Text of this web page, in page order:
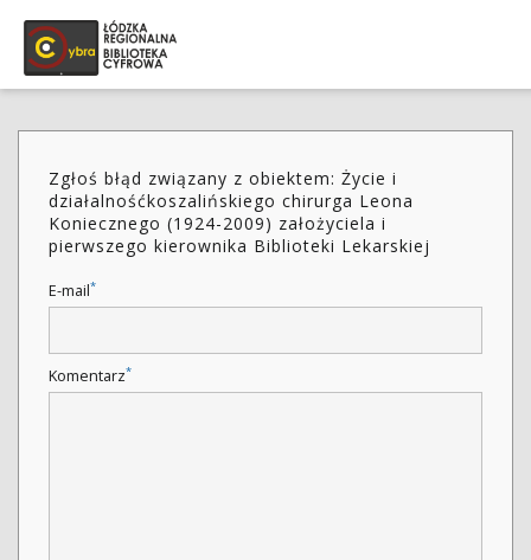
Zgłoś błąd związany z obiektem: Życie i
działalnośćkoszalińskiego chirurga Leona
Koniecznego (1924-2009) założyciela i
pierwszego kierownika Biblioteki Lekarskiej
E-mail*
Komentarz*